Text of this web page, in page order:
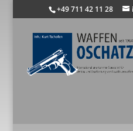
+49 711 42 11 28